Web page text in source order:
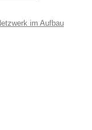
im Aufbau